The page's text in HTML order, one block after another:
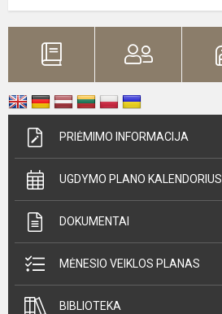
PRIĖMIMO INFORMACIJA
UGDYMO PLANO KALENDORIUS
DOKUMENTAI
MĖNESIO VEIKLOS PLANAS
BIBLIOTEKA